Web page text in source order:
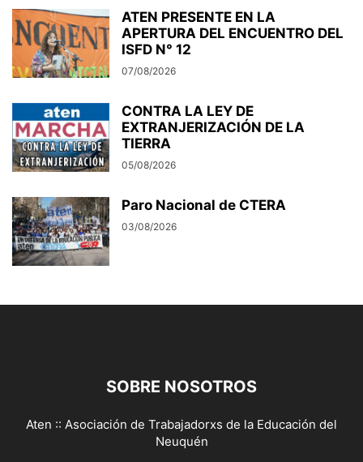
ATEN PRESENTE EN LA
APERTURA DEL ENCUENTRO DEL
ISFD N° 12
07/08/2026
CONTRA LA LEY DE
EXTRANJERIZACIÓN DE LA
TIERRA
05/08/2026
Paro Nacional de CTERA
03/08/2026
SOBRE NOSOTROS
Aten :: Asociación de Trabajadorxs de la Educación del
Neuquén